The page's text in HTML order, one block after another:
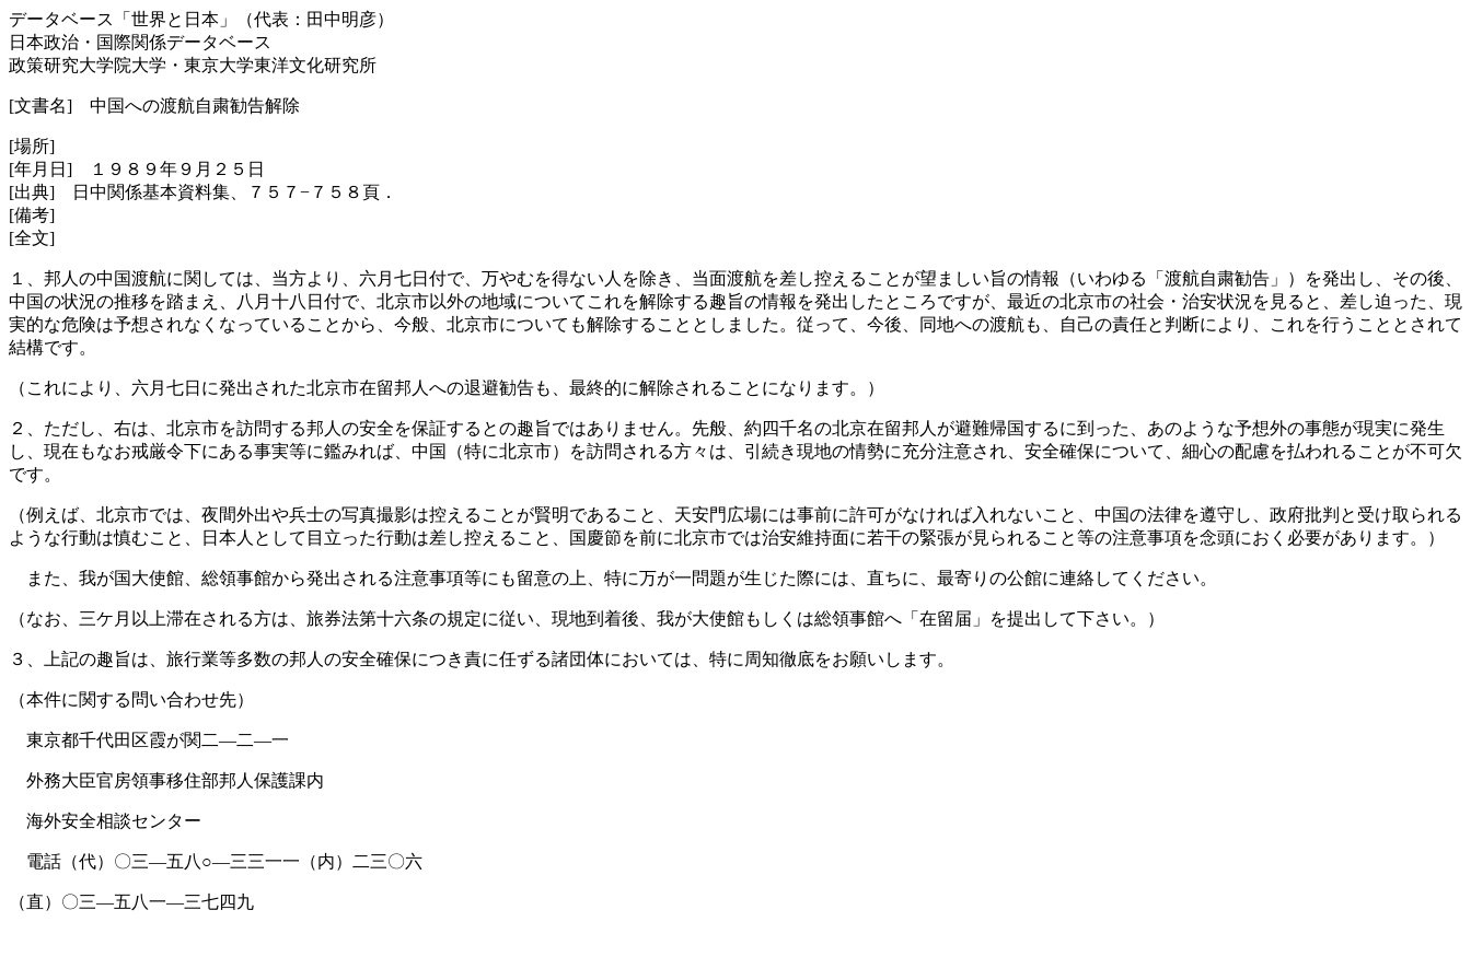
データベース「世界と日本」（代表：田中明彦）
日本政治・国際関係データベース
政策研究大学院大学・東京大学東洋文化研究所
[文書名] 中国への渡航自粛勧告解除
[場所]
[年月日] １９８９年９月２５日
[出典] 日中関係基本資料集、７５７−７５８頁．
[備考]
[全文]
１、邦人の中国渡航に関しては、当方より、六月七日付で、万やむを得ない人を除き、当面渡航を差し控えることが望ましい旨の情報（いわゆる「渡航自粛勧告」）を発出し、その後、
中国の状況の推移を踏まえ、八月十八日付で、北京市以外の地域についてこれを解除する趣旨の情報を発出したところですが、最近の北京市の社会・治安状況を見ると、差し迫った、現
実的な危険は予想されなくなっていることから、今般、北京市についても解除することとしました。従って、今後、同地への渡航も、自己の責任と判断により、これを行うこととされて
結構です。
（これにより、六月七日に発出された北京市在留邦人への退避勧告も、最終的に解除されることになります。）
２、ただし、右は、北京市を訪問する邦人の安全を保証するとの趣旨ではありません。先般、約四千名の北京在留邦人が避難帰国するに到った、あのような予想外の事態が現実に発生
し、現在もなお戒厳令下にある事実等に鑑みれば、中国（特に北京市）を訪問される方々は、引続き現地の情勢に充分注意され、安全確保について、細心の配慮を払われることが不可欠
です。
（例えば、北京市では、夜間外出や兵士の写真撮影は控えることが賢明であること、天安門広場には事前に許可がなければ入れないこと、中国の法律を遵守し、政府批判と受け取られる
ような行動は慎むこと、日本人として目立った行動は差し控えること、国慶節を前に北京市では治安維持面に若干の緊張が見られること等の注意事項を念頭におく必要があります。）
また、我が国大使館、総領事館から発出される注意事項等にも留意の上、特に万が一問題が生じた際には、直ちに、最寄りの公館に連絡してください。
（なお、三ケ月以上滞在される方は、旅券法第十六条の規定に従い、現地到着後、我が大使館もしくは総領事館へ「在留届」を提出して下さい。）
３、上記の趣旨は、旅行業等多数の邦人の安全確保につき責に任ずる諸団体においては、特に周知徹底をお願いします。
（本件に関する問い合わせ先）
東京都千代田区霞が関二—二—一
外務大臣官房領事移住部邦人保護課内
海外安全相談センター
電話（代）〇三—五八○—三三一一（内）二三〇六
（直）〇三—五八一—三七四九